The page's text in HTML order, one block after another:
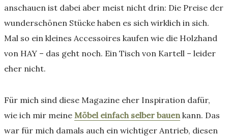
anschauen ist dabei aber meist nicht drin: Die Preise der
wunderschönen Stücke haben es sich wirklich in sich.
Mal so ein kleines Accessoires kaufen wie die Holzhand
von HAY – das geht noch. Ein Tisch von Kartell – leider
eher nicht.
Für mich sind diese Magazine eher Inspiration dafür,
wie ich mir meine Möbel einfach selber bauenkann. Das
war für mich damals auch ein wichtiger Antrieb, diesen